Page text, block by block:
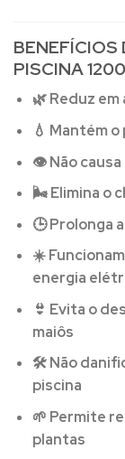
PISCINA
🌿Reduz em
💧 Mantém o
👁️Não
🌬️Elimina o
🕒Prolonga
☀️
energia
👙 Evita o
maiôs
🛠️Não
piscina
🌱 Permite
plantas